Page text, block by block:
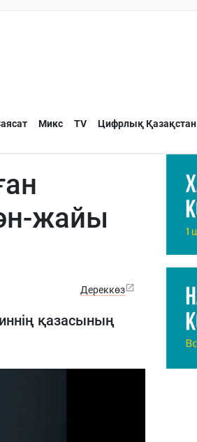
Микс TV Цифрлық Қазақстан
жайы
Дереккөз
қазасының